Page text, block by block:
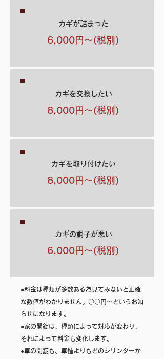
カギが詰まった
6,000円～(税別)
カギを交換したい
8,000円～(税別)
カギを取り付けたい
8,000円～(税別)
カギの調子が悪い
6,000円～(税別)
●料金は種類が多数ある為見てみないと正確
な数値がわかりません。○○円～というお知
らせになります。
​●家の開錠は、種類によって対応が変わり、
それによって料金も変化します。
●車の開錠も、車種よりもどのシリンダーが